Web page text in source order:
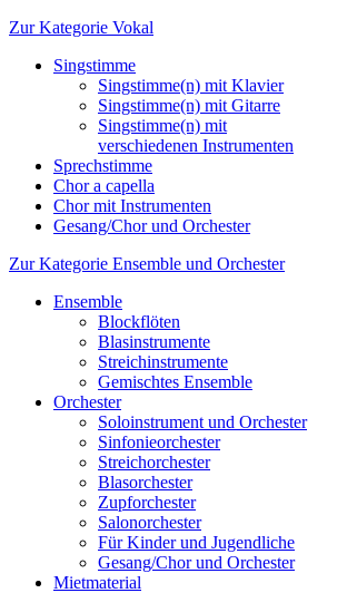
Zur Kategorie Vokal
Singstimme
Singstimme(n) mit Klavier
Singstimme(n) mit Gitarre
Singstimme(n) mit
verschiedenen Instrumenten
Sprechstimme
Chor a capella
Chor mit Instrumenten
Gesang/Chor und Orchester
Zur Kategorie Ensemble und Orchester
Ensemble
Blockflöten
Blasinstrumente
Streichinstrumente
Gemischtes Ensemble
Orchester
Soloinstrument und Orchester
Sinfonieorchester
Streichorchester
Blasorchester
Zupforchester
Salonorchester
Für Kinder und Jugendliche
Gesang/Chor und Orchester
Mietmaterial